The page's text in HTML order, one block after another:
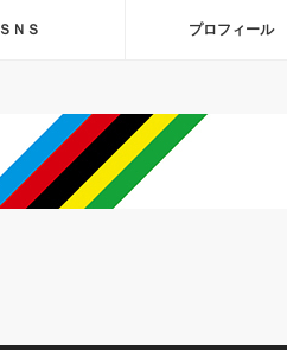
ＳＮＳ プロフィール